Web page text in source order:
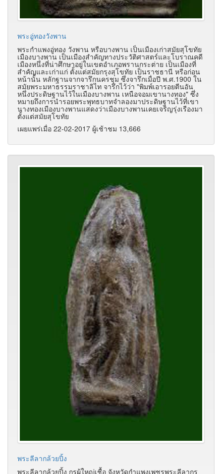
พระอู่ทองวังพาน
พระกำแพงอู่ทอง วังพาน หรือบางพาน เป็นเมืองเก่าสมัยสุโขทัย
เมืองบางพาน เป็นเมืองสำคัญทางประวัติศาสตร์และโบราณคดี
เมืองหนึ่งที่น่าศึกษาอยู่ในเขตอำเภอพรานกระต่าย เป็นเมืองที่
สำคัญและเก่าแก่ ตั้งแต่สมัยกรุงสุโขทัย เป็นราชธานี หรือก่อน
หน้านั้น หลักฐานจากจารึกนครชุม ซึ่งจารึกเมื่อปี พ.ศ.1900 ใน
สมัยพระมหาธรรมราชาลิไท จารึกไว้ว่า "พิมพ์เอารอยตีนอัน
หนึ่งประดิษฐานไว้ในเมืองบางพาน เหนือจอมเขานางทอง" ซึ่ง
หมายถึงการนำรอยพระพุทธบาทจำลองมาประดิษฐานไว้ที่เขา
นางทองเมืองบางพานแสดงว่าเมืองบางพานเคยเจริญรุ่งเรืองมา
ตั้งแต่สมัยสุโขทัย
เผยแพร่เมื่อ 22-02-2017 ผู้เช้าชม 13,666
พระลีลากล้วยปิ้ง
พระลีลากล้วยปิ้ง กรุผู้ใหญ่เชื้อ จังหวัดกำแพงเพชรพระลีลากรุ